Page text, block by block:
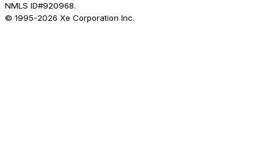
NMLS ID#920968.
© 1995-2026 Xe Corporation Inc.